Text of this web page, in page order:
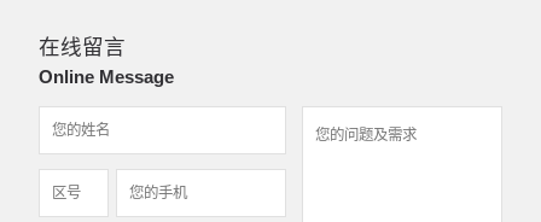
在线留言
Online Message